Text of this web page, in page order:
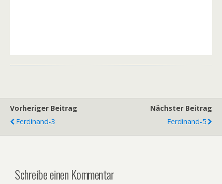
Vorheriger Beitrag
Ferdinand-3
Nächster Beitrag
Ferdinand-5
Schreibe einen Kommentar